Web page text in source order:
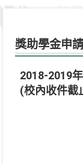
獎助學金申請
2018-2019
(校內收件截